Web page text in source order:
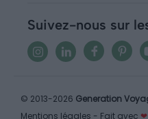
Suivez-nous sur
© 2013-2026 Generation
Mentions légales - Fait avec ❤